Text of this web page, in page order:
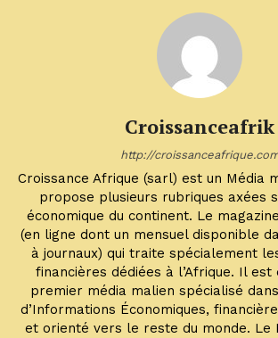
Croissanceafrik
http://
Croissance Afrique (sarl) est un Média
propose plusieurs rubriques axées
économique du continent. Le
(en ligne dont un mensuel disponible
à journaux) qui traite spécialement
financières dédiées à l’Afrique. Il
premier média malien spécialisé
d’Informations Économiques,
et orienté vers le reste du monde. Le